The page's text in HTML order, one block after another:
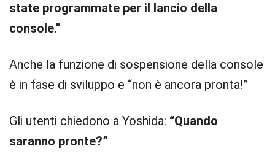
state programmate per il lancio della
console.”
Anche la funzione di sospensione della console
è in fase di sviluppo e “non è ancora pronta!”
Gli utenti chiedono a Yoshida: “Quando
saranno pronte?”